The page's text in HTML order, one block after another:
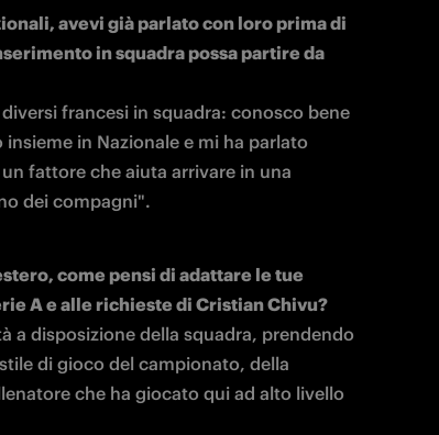
avevi già parlato con loro prima di
in squadra possa partire da
francesi in squadra: conosco bene
in Nazionale e mi ha parlato
fattore che aiuta arrivare in una
dei compagni".
come pensi di adattare le tue
capacità e il tuo stile di gioco alla Serie A e alle richieste di Cristian Chivu?
a disposizione della squadra, prendendo
di gioco del campionato, della
che ha giocato qui ad alto livello